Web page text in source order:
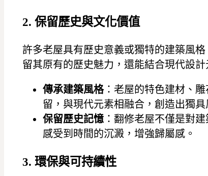
2. 保留歷史與文化價值
許多老屋具有歷史意義或獨特的建築風
留其原有的歷史魅力，還能結合現代設
傳承建築風格：老屋的特色建材、
留，與現代元素相融合，創造出獨具
保留歷史記憶 ：翻修老屋不僅是對
感受到時間的沉澱，增強歸屬感。
3. 環保與可持續性